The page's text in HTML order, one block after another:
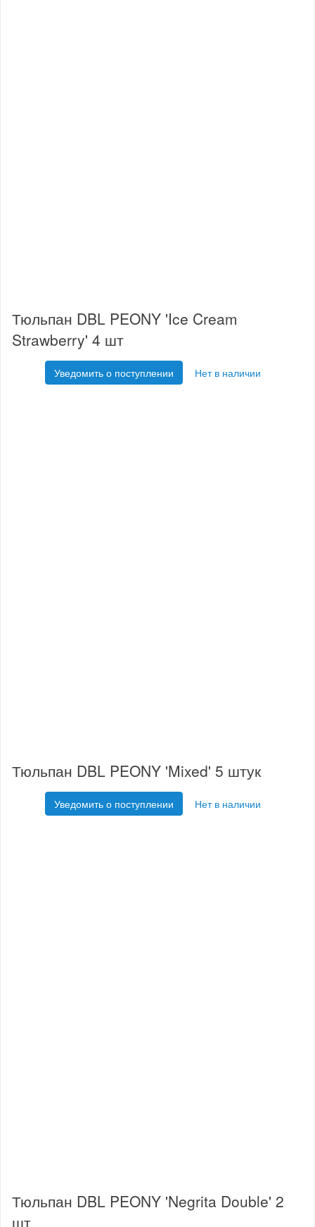
Тюльпан DBL PEONY 'Ice Cream
Strawberry' 4 шт
Уведомить о поступлении Нет в наличии
Тюльпан DBL PEONY 'Mixed' 5 штук
Уведомить о поступлении Нет в наличии
Тюльпан DBL PEONY 'Negrita Double' 2
шт